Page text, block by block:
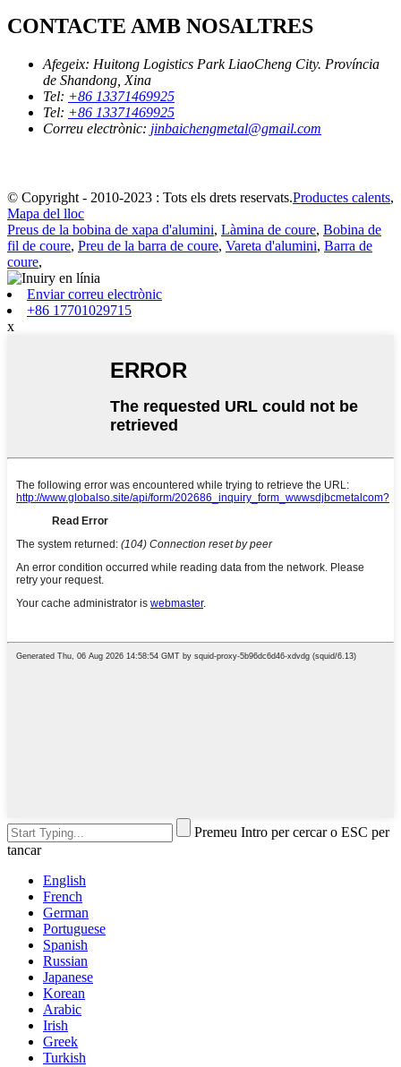
CONTACTE AMB NOSALTRES
Afegeix: Huitong Logistics Park LiaoCheng City. Província
de Shandong, Xina
Tel: +86 13371469925
Tel: +86 13371469925
Correu electrònic: jinbaichengmetal@gmail.com
© Copyright - 2010-2023 : Tots els drets reservats.Productes calents,
Mapa del lloc
Preus de la bobina de xapa d'alumini, Làmina de coure, Bobina de
fil de coure, Preu de la barra de coure, Vareta d'alumini, Barra de
coure,
Enviar correu electrònic
+86 17701029715
x
Premeu Intro per cercar o ESC per
tancar
English
French
German
Portuguese
Spanish
Russian
Japanese
Korean
Arabic
Irish
Greek
Turkish